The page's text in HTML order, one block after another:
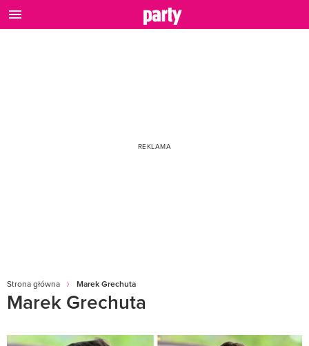
Strona główna Marek Grechuta
Marek Grechuta